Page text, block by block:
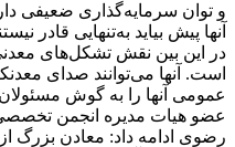
و توان سرمایه‌گذاری ضعیفی
آنها پیش‌ بیاید به‌تنهایی قادر
در این بین نقش تشکل‌های
است. آنها می‌توانند صدای
عمومی آنها را به گوش مسئولان
عضو هیات مدیره انجمن
رضوی ادامه داد: معادن بزرگ